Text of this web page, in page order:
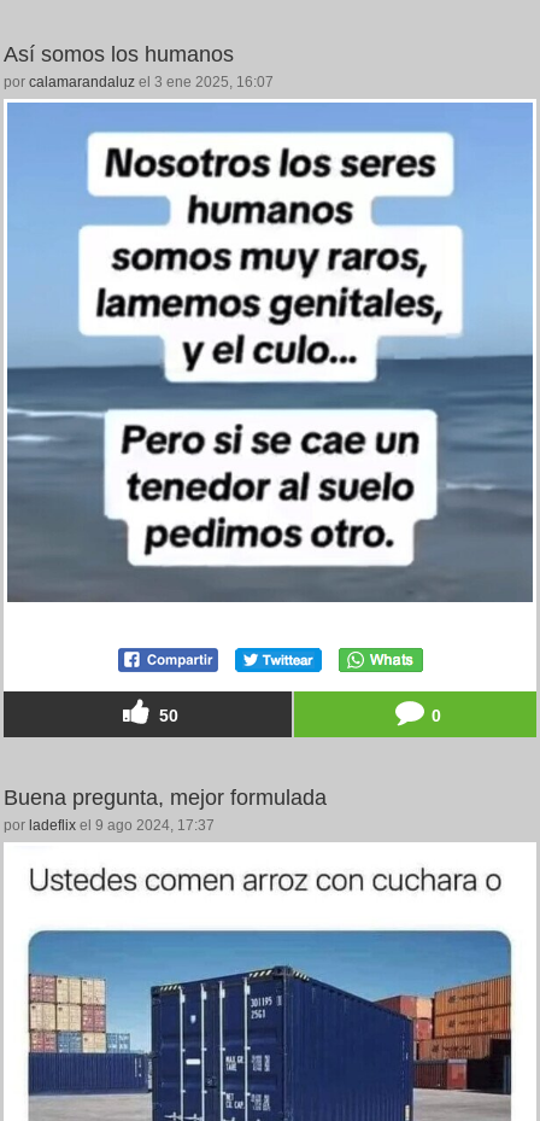
Así somos los humanos
por calamarandaluz el 3 ene 2025, 16:07
50 0
Buena pregunta, mejor formulada
por ladeflix el 9 ago 2024, 17:37